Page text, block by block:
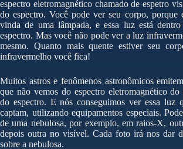
espectro eletromagnético chamado de espetro
do espectro. Você pode ver seu corpo, porque
vinda de uma lâmpada, e essa luz está
espectro. Mas você não pode ver a luz
mesmo. Quanto mais quente estiver seu
infravermelho você fica!
Muitos astros e fenômenos astronômicos
que não vemos do espectro eletromagnético
do espectro. E nós conseguimos ver essa luz
captam, utilizando equipamentos especiais.
de uma nebulosa, por exemplo, em raios-X,
depois outra no visível. Cada foto irá nos dar
sobre a nebulosa.